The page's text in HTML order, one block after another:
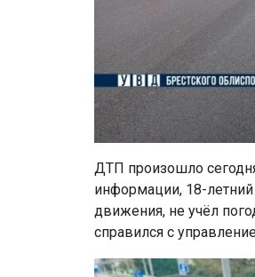
ДТП произошло
информации, 18-
движения, не учёл
справился с